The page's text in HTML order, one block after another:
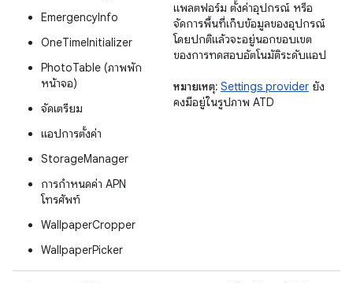
EmergencyInfo
OneTimeInitializer
PhotoTable (ภาพพัก
หน้าจอ)
จัดเตรียม
แอปการตั้งค่า
StorageManager
การกำหนดค่า APN
โทรศัพท์
WallpaperCropper
WallpaperPicker
แพลตฟอร์ม ตั้งค่าอุปกรณ์ หรือ
จัดการพื้นที่เก็บข้อมูลของอุปกรณ์
โดยปกติแล้วจะอยู่นอกขอบเขต
ของการทดสอบอัตโนมัติระดับแอป
หมายเหตุ: Settings provider ยัง
คงมีอยู่ในรูปภาพ ATD